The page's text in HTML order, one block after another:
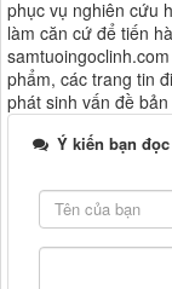
phục vụ nghiên cứu
làm căn cứ để tiến
phẩm, các trang tin
phát sinh vấn đề
Ý kiến bạn đọc